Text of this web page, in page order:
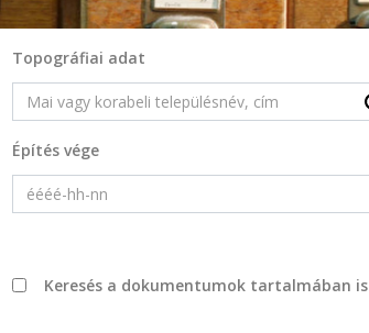
Topográfiai adat
Építés vége
Keresés a dokumentumok tartalmában is